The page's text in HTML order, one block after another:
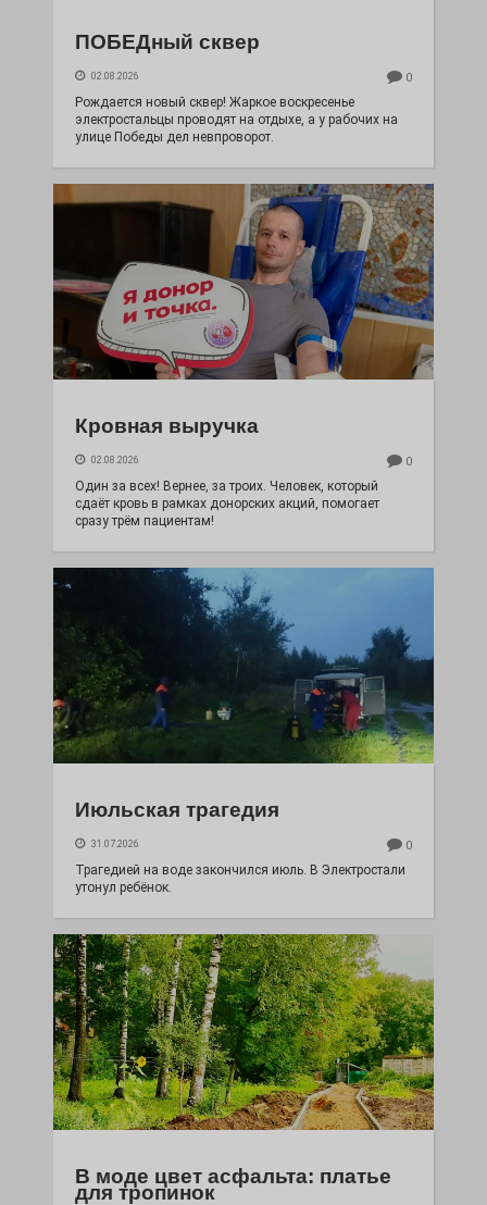
ПОБЕДный сквер
02.08.2026 0
Рождается новый сквер! Жаркое воскресенье
электростальцы проводят на отдыхе, а у рабочих на
улице Победы дел невпроворот.
Кровная выручка
02.08.2026 0
Один за всех! Вернее, за троих. Человек, который
сдаёт кровь в рамках донорских акций, помогает
сразу трём пациентам!
Июльская трагедия
31.07.2026 0
Трагедией на воде закончился июль. В Электростали
утонул ребёнок.
В моде цвет асфальта: платье
для тропинок